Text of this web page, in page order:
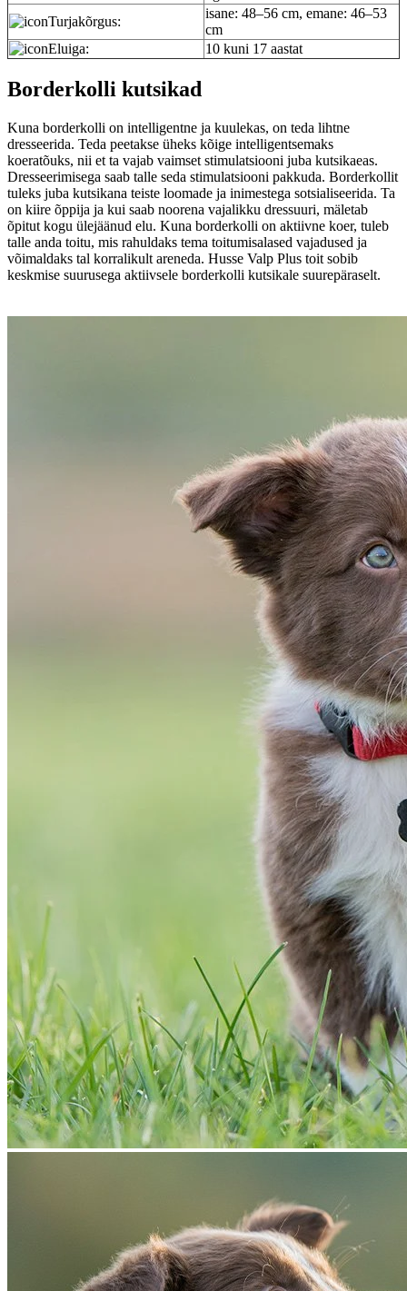
Turjakõrgus:
isane: 48–56 cm, emane: 46–53
cm
Eluiga:
10 kuni 17 aastat
Borderkolli kutsikad
Kuna borderkolli on intelligentne ja kuulekas, on teda lihtne
dresseerida. Teda peetakse üheks kõige intelligentsemaks
koeratõuks, nii et ta vajab vaimset stimulatsiooni juba kutsikaeas.
Dresseerimisega saab talle seda stimulatsiooni pakkuda. Borderkollit
tuleks juba kutsikana teiste loomade ja inimestega sotsialiseerida. Ta
on kiire õppija ja kui saab noorena vajalikku dressuuri, mäletab
õpitut kogu ülejäänud elu. Kuna borderkolli on aktiivne koer, tuleb
talle anda toitu, mis rahuldaks tema toitumisalased vajadused ja
võimaldaks tal korralikult areneda. Husse Valp Plus toit sobib
keskmise suurusega aktiivsele borderkolli kutsikale suurepäraselt.